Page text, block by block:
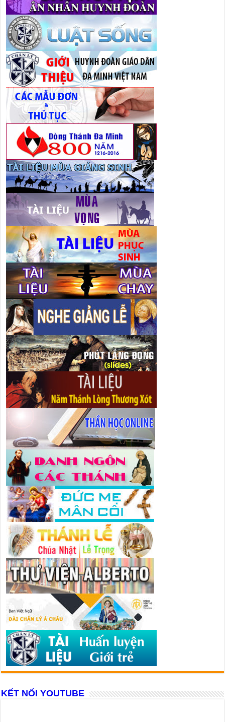
KẾT NỐI YOUTUBE